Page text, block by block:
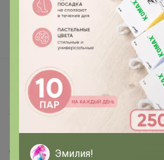
Реклама на сайте
Поставщикам
Вакансии
support@24-ok.ru
Написать в поддержку
Защита покупателя
Помощь
О нас
Эмилия!